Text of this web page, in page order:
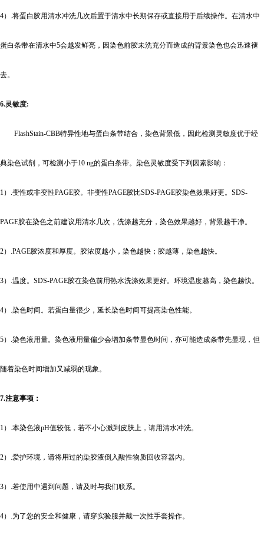
4）.将蛋白胶用清水冲洗几次后置于清水中长期保存或直接用于后续操作。在清水中
蛋白条带在清水中5会越发鲜亮，因染色前胶未洗充分而造成的背景染色也会迅速褪
去。
6.灵敏度:
FlashStain-CBB特异性地与蛋白条带结合，染色背景低，因此检测灵敏度优于经
典染色试剂，可检测小于10 ng的蛋白条带。染色灵敏度受下列因素影响：
1）.变性或非变性PAGE胶。非变性PAGE胶比SDS-PAGE胶染色效果好更。SDS-
PAGE胶在染色之前建议用清水几次，洗涤越充分，染色效果越好，背景越干净。
2）.PAGE胶浓度和厚度。胶浓度越小，染色越快；胶越薄，染色越快。
3）.温度。SDS-PAGE胶在染色前用热水洗涤效果更好。环境温度越高，染色越快。
4）.染色时间。若蛋白量很少，延长染色时间可提高染色性能。
5）.染色液用量。染色液用量偏少会增加条带显色时间，亦可能造成条带先显现，但
随着染色时间增加又减弱的现象。
7.注意事项：
1）.本染色液pH值较低，若不小心溅到皮肤上，请用清水冲洗。
2）.爱护环境，请将用过的染胶液倒入酸性物质回收容器内。
3）.若使用中遇到问题，请及时与我们联系。
4）.为了您的安全和健康，请穿实验服并戴一次性手套操作。